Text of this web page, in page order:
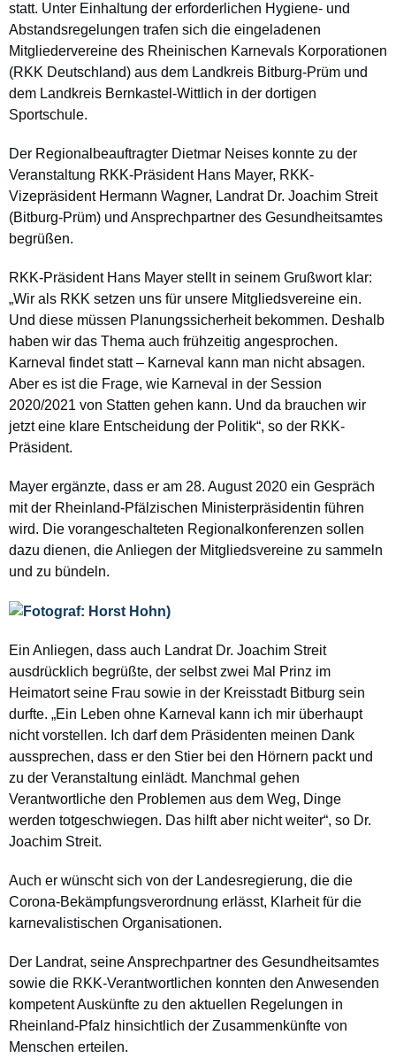
statt. Unter Einhaltung der erforderlichen Hygiene- und
Abstandsregelungen trafen sich die eingeladenen
Mitgliedervereine des Rheinischen Karnevals Korporationen
(RKK Deutschland) aus dem Landkreis Bitburg-Prüm und
dem Landkreis Bernkastel-Wittlich in der dortigen
Sportschule.
Der Regionalbeauftragter Dietmar Neises konnte zu der
Veranstaltung RKK-Präsident Hans Mayer, RKK-
Vizepräsident Hermann Wagner, Landrat Dr. Joachim Streit
(Bitburg-Prüm) und Ansprechpartner des Gesundheitsamtes
begrüßen.
RKK-Präsident Hans Mayer stellt in seinem Grußwort klar:
„Wir als RKK setzen uns für unsere Mitgliedsvereine ein.
Und diese müssen Planungssicherheit bekommen. Deshalb
haben wir das Thema auch frühzeitig angesprochen.
Karneval findet statt – Karneval kann man nicht absagen.
Aber es ist die Frage, wie Karneval in der Session
2020/2021 von Statten gehen kann. Und da brauchen wir
jetzt eine klare Entscheidung der Politik“, so der RKK-
Präsident.
Mayer ergänzte, dass er am 28. August 2020 ein Gespräch
mit der Rheinland-Pfälzischen Ministerpräsidentin führen
wird. Die vorangeschalteten Regionalkonferenzen sollen
dazu dienen, die Anliegen der Mitgliedsvereine zu sammeln
und zu bündeln.
Ein Anliegen, dass auch Landrat Dr. Joachim Streit
ausdrücklich begrüßte, der selbst zwei Mal Prinz im
Heimatort seine Frau sowie in der Kreisstadt Bitburg sein
durfte. „Ein Leben ohne Karneval kann ich mir überhaupt
nicht vorstellen. Ich darf dem Präsidenten meinen Dank
aussprechen, dass er den Stier bei den Hörnern packt und
zu der Veranstaltung einlädt. Manchmal gehen
Verantwortliche den Problemen aus dem Weg, Dinge
werden totgeschwiegen. Das hilft aber nicht weiter“, so Dr.
Joachim Streit.
Auch er wünscht sich von der Landesregierung, die die
Corona-Bekämpfungsverordnung erlässt, Klarheit für die
karnevalistischen Organisationen.
Der Landrat, seine Ansprechpartner des Gesundheitsamtes
sowie die RKK-Verantwortlichen konnten den Anwesenden
kompetent Auskünfte zu den aktuellen Regelungen in
Rheinland-Pfalz hinsichtlich der Zusammenkünfte von
Menschen erteilen.